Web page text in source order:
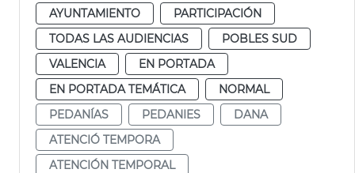
AYUNTAMIENTO
PARTICIPACIÓN
TODAS LAS AUDIENCIAS
POBLES SUD
VALENCIA
EN PORTADA
EN PORTADA TEMÁTICA
NORMAL
PEDANÍAS
PEDANIES
DANA
ATENCIÓ TEMPORA
ATENCIÓN TEMPORAL